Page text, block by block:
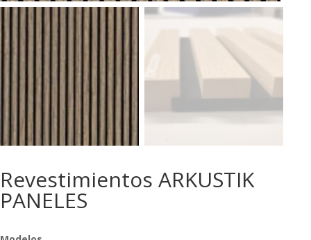
Revestimientos ARKUSTIK
PANELES